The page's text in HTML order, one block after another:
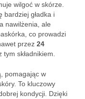
wilgoć w skórze.
bardziej gładka i
nawilżenia, ale
co prowadzi
przez 24
składnikiem.
pomagając w
To kluczowy
kondycji. Dzięki